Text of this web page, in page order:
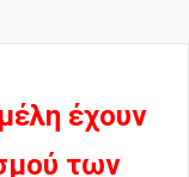
έχουν
των